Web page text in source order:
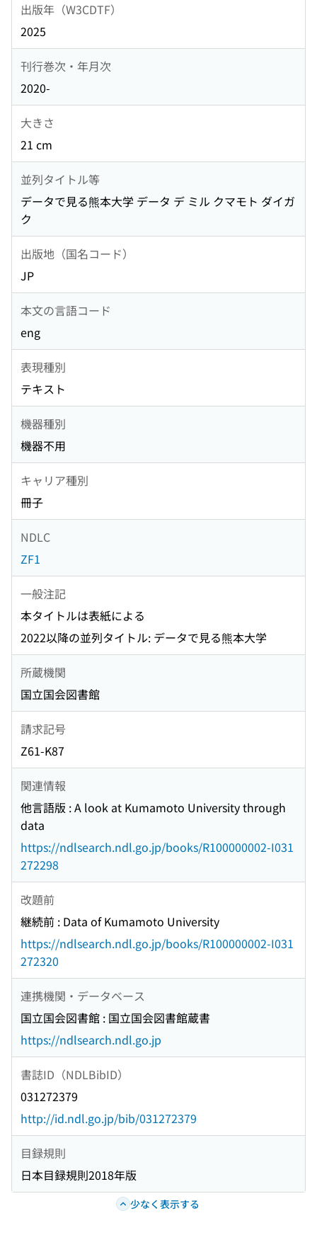
出版年（W3CDTF）
2025
刊行巻次・年月次
2020-
大きさ
21 cm
並列タイトル等
データで見る熊本大学 データ デ ミル クマモト ダイガ
ク
出版地（国名コード）
JP
本文の言語コード
eng
表現種別
テキスト
機器種別
機器不用
キャリア種別
冊子
NDLC
ZF1
一般注記
本タイトルは表紙による
2022以降の並列タイトル: データで見る熊本大学
所蔵機関
国立国会図書館
請求記号
Z61-K87
関連情報
他言語版 : A look at Kumamoto University through
data
https://ndlsearch.ndl.go.jp/books/R100000002-I031
272298
改題前
継続前 : Data of Kumamoto University
https://ndlsearch.ndl.go.jp/books/R100000002-I031
272320
連携機関・データベース
国立国会図書館 : 国立国会図書館蔵書
https://ndlsearch.ndl.go.jp
書誌ID（NDLBibID）
031272379
http://id.ndl.go.jp/bib/031272379
目録規則
日本目録規則2018年版
少なく表示する